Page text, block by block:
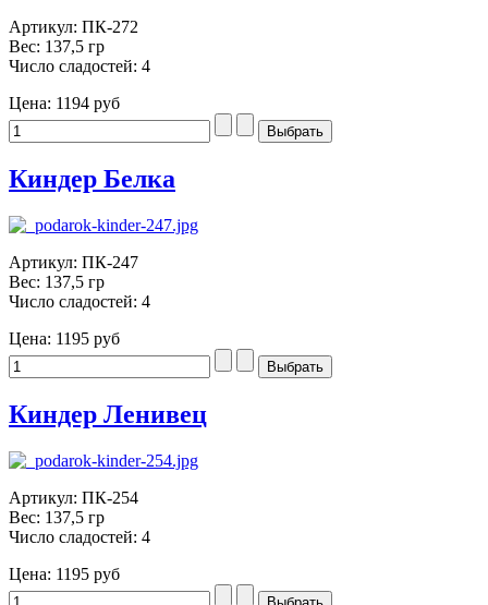
Артикул: ПК-272
Вес: 137,5 гр
Число сладостей: 4
Цена: 1194 руб
Киндер Белка
Артикул: ПК-247
Вес: 137,5 гр
Число сладостей: 4
Цена: 1195 руб
Киндер Ленивец
Артикул: ПК-254
Вес: 137,5 гр
Число сладостей: 4
Цена: 1195 руб